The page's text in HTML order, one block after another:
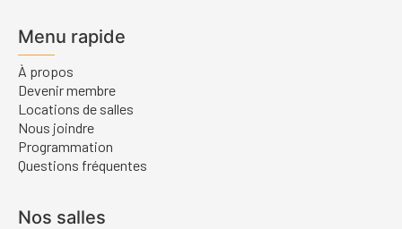
Menu rapide
À propos
Devenir membre
Locations de salles
Nous joindre
Programmation
Questions fréquentes
Nos salles